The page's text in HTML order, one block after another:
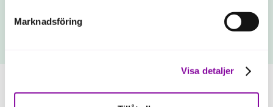
Marknadsföring
Visa detaljer
Västerbotten